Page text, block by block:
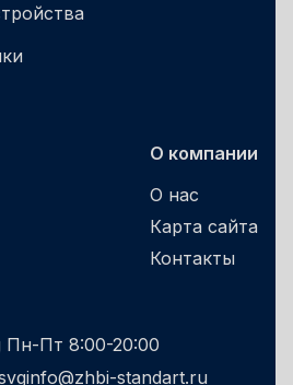
О компании
О нас
Карта сайта
Контакты
Пн-Пт 8:00-20:00
info@zhbi-standart.ru